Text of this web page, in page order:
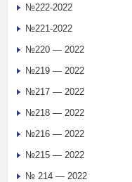
№222-2022
№221-2022
№220 — 2022
№219 — 2022
№217 — 2022
№218 — 2022
№216 — 2022
№215 — 2022
№ 214 — 2022